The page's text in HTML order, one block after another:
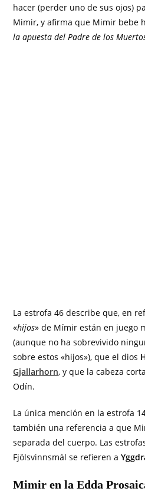
hacer (perder uno de sus ojos)
Mimir, y afirma que Mimir bebe
la apuesta del Padre de los
La estrofa 46 describe que, en
«hijos» de Mímir están en juego
(aunque no ha sobrevivido
sobre estos «hijos»), que el dios
Gjallarhorn, y que la cabeza
Odín.
La única mención en la estrofa
también una referencia a que
separada del cuerpo. Las
Fjölsvinnsmál se refieren a
Mimir en la Edda